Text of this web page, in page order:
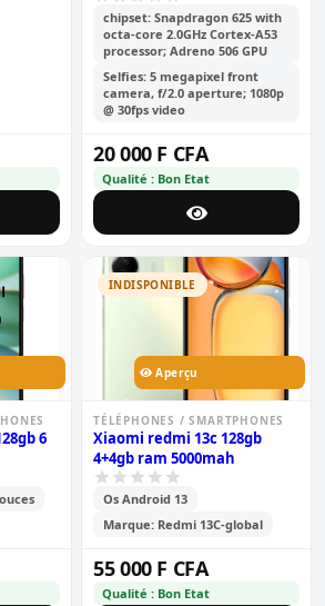
ram, caméra 13 mp+5 mp,
batterie de 4100 mah
chipset: Snapdragon 625 with
octa-core 2.0GHz Cortex-A53
processor; Adreno 506 GPU
Selfies: 5 megapixel front
camera, f/2.0 aperture; 1080p
@ 30fps video
20 000 F CFA
Qualité : Bon Etat
6
INDISPONIBLE
Aperçu
TÉLÉPHONES / SMARTPHONES
Xiaomi redmi 13c 128gb
4+4gb ram 5000mah
Os Android 13
Marque: Redmi 13C-global
55 000 F CFA
Qualité : Bon Etat